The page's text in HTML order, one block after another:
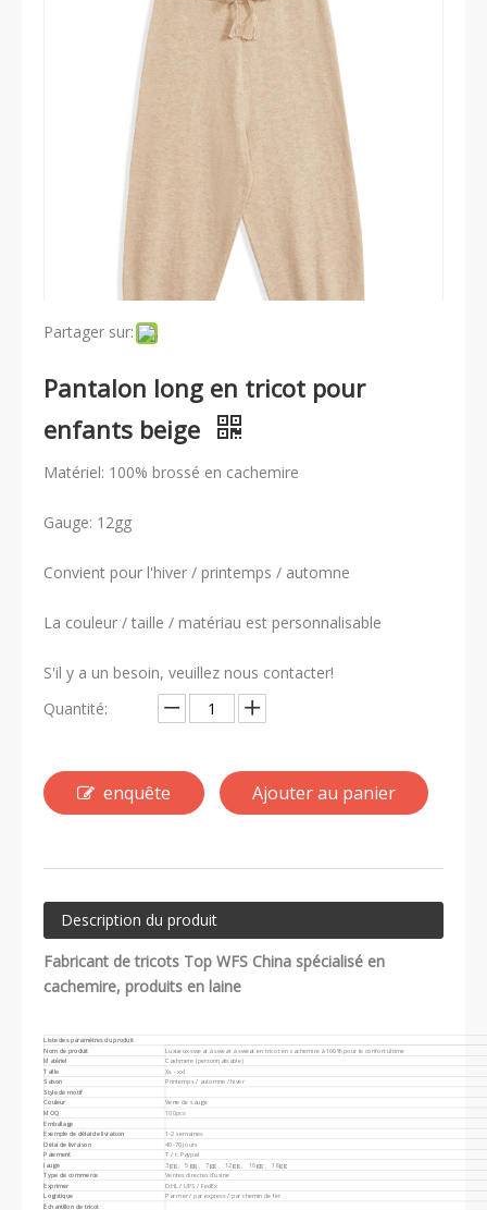
Partager sur:
Pantalon long en tricot pour
enfants beige
Matériel: 100% brossé en cachemire
Gauge: 12gg
Convient pour l'hiver / printemps / automne
La couleur / taille / matériau est personnalisable
S'il y a un besoin, veuillez nous contacter!
Quantité:
enquête Ajouter au panier
Description du produit
Fabricant de tricots Top WFS China spécialisé en
cachemire, produits en laine
Liste des paramètres du produit
Nom de produit
Luxueux sweat à sweat à sweat en tricot en cachemire à 100% pour le confort ultime
Matériel
Cashmere (personnalisable)
Taille
Xs - xxl
Saison
Printemps / automne / hiver
Style de motif
Couleur
Verte de sauge
MOQ
100pcs
Emballage
Exemple de délai de livraison
1-2 semaines
Délai de livraison
40-70 jours
Paiement
T / t. Paypal
Jauge
3gg 、 5gg 、 7gg 、 12gg 、 16gg 、 18gg
Type de commerce
Ventes directes d'usine
Exprimer
DHL / UPS / FedEx
Logistique
Par mer / par express / par chemin de fer
Échantillon de tricot